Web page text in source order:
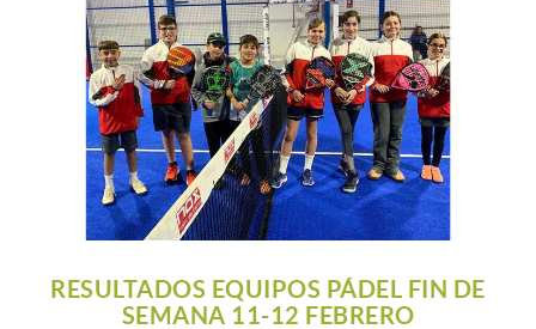
RESULTADOS EQUIPOS PÁDEL FIN DE
SEMANA 11-12 FEBRERO